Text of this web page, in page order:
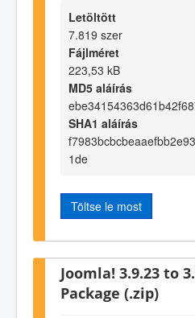
Letöltött
7.819 szer
Fájlméret
223,53 kB
MD5 aláírás
SHA1 aláírás
1de
Töltse le most
Joomla! 3.9.23 to
Package (.zip)